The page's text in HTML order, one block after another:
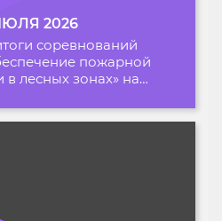
2026
соревнований
пожарной
в лесных зонах» на